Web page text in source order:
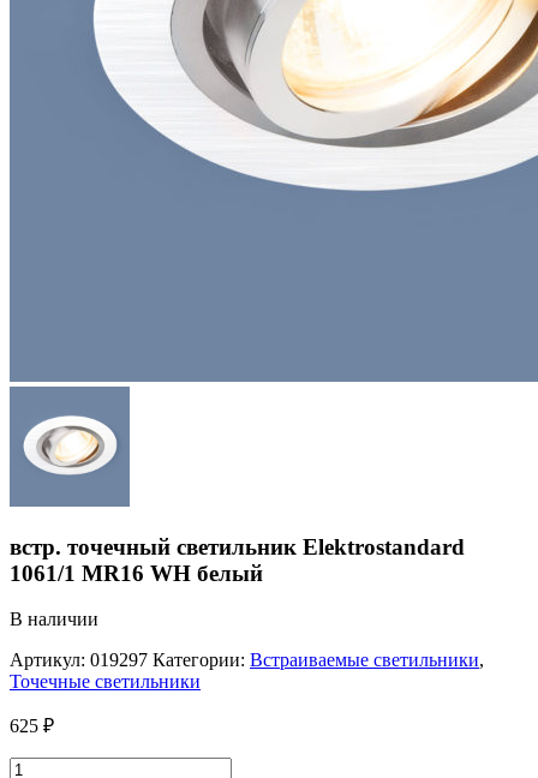
встр. точечный светильник Elektrostandard
1061/1 MR16 WH белый
В наличии
Артикул: 019297 Категории: Встраиваемые светильники,
Точечные светильники
625 ₽